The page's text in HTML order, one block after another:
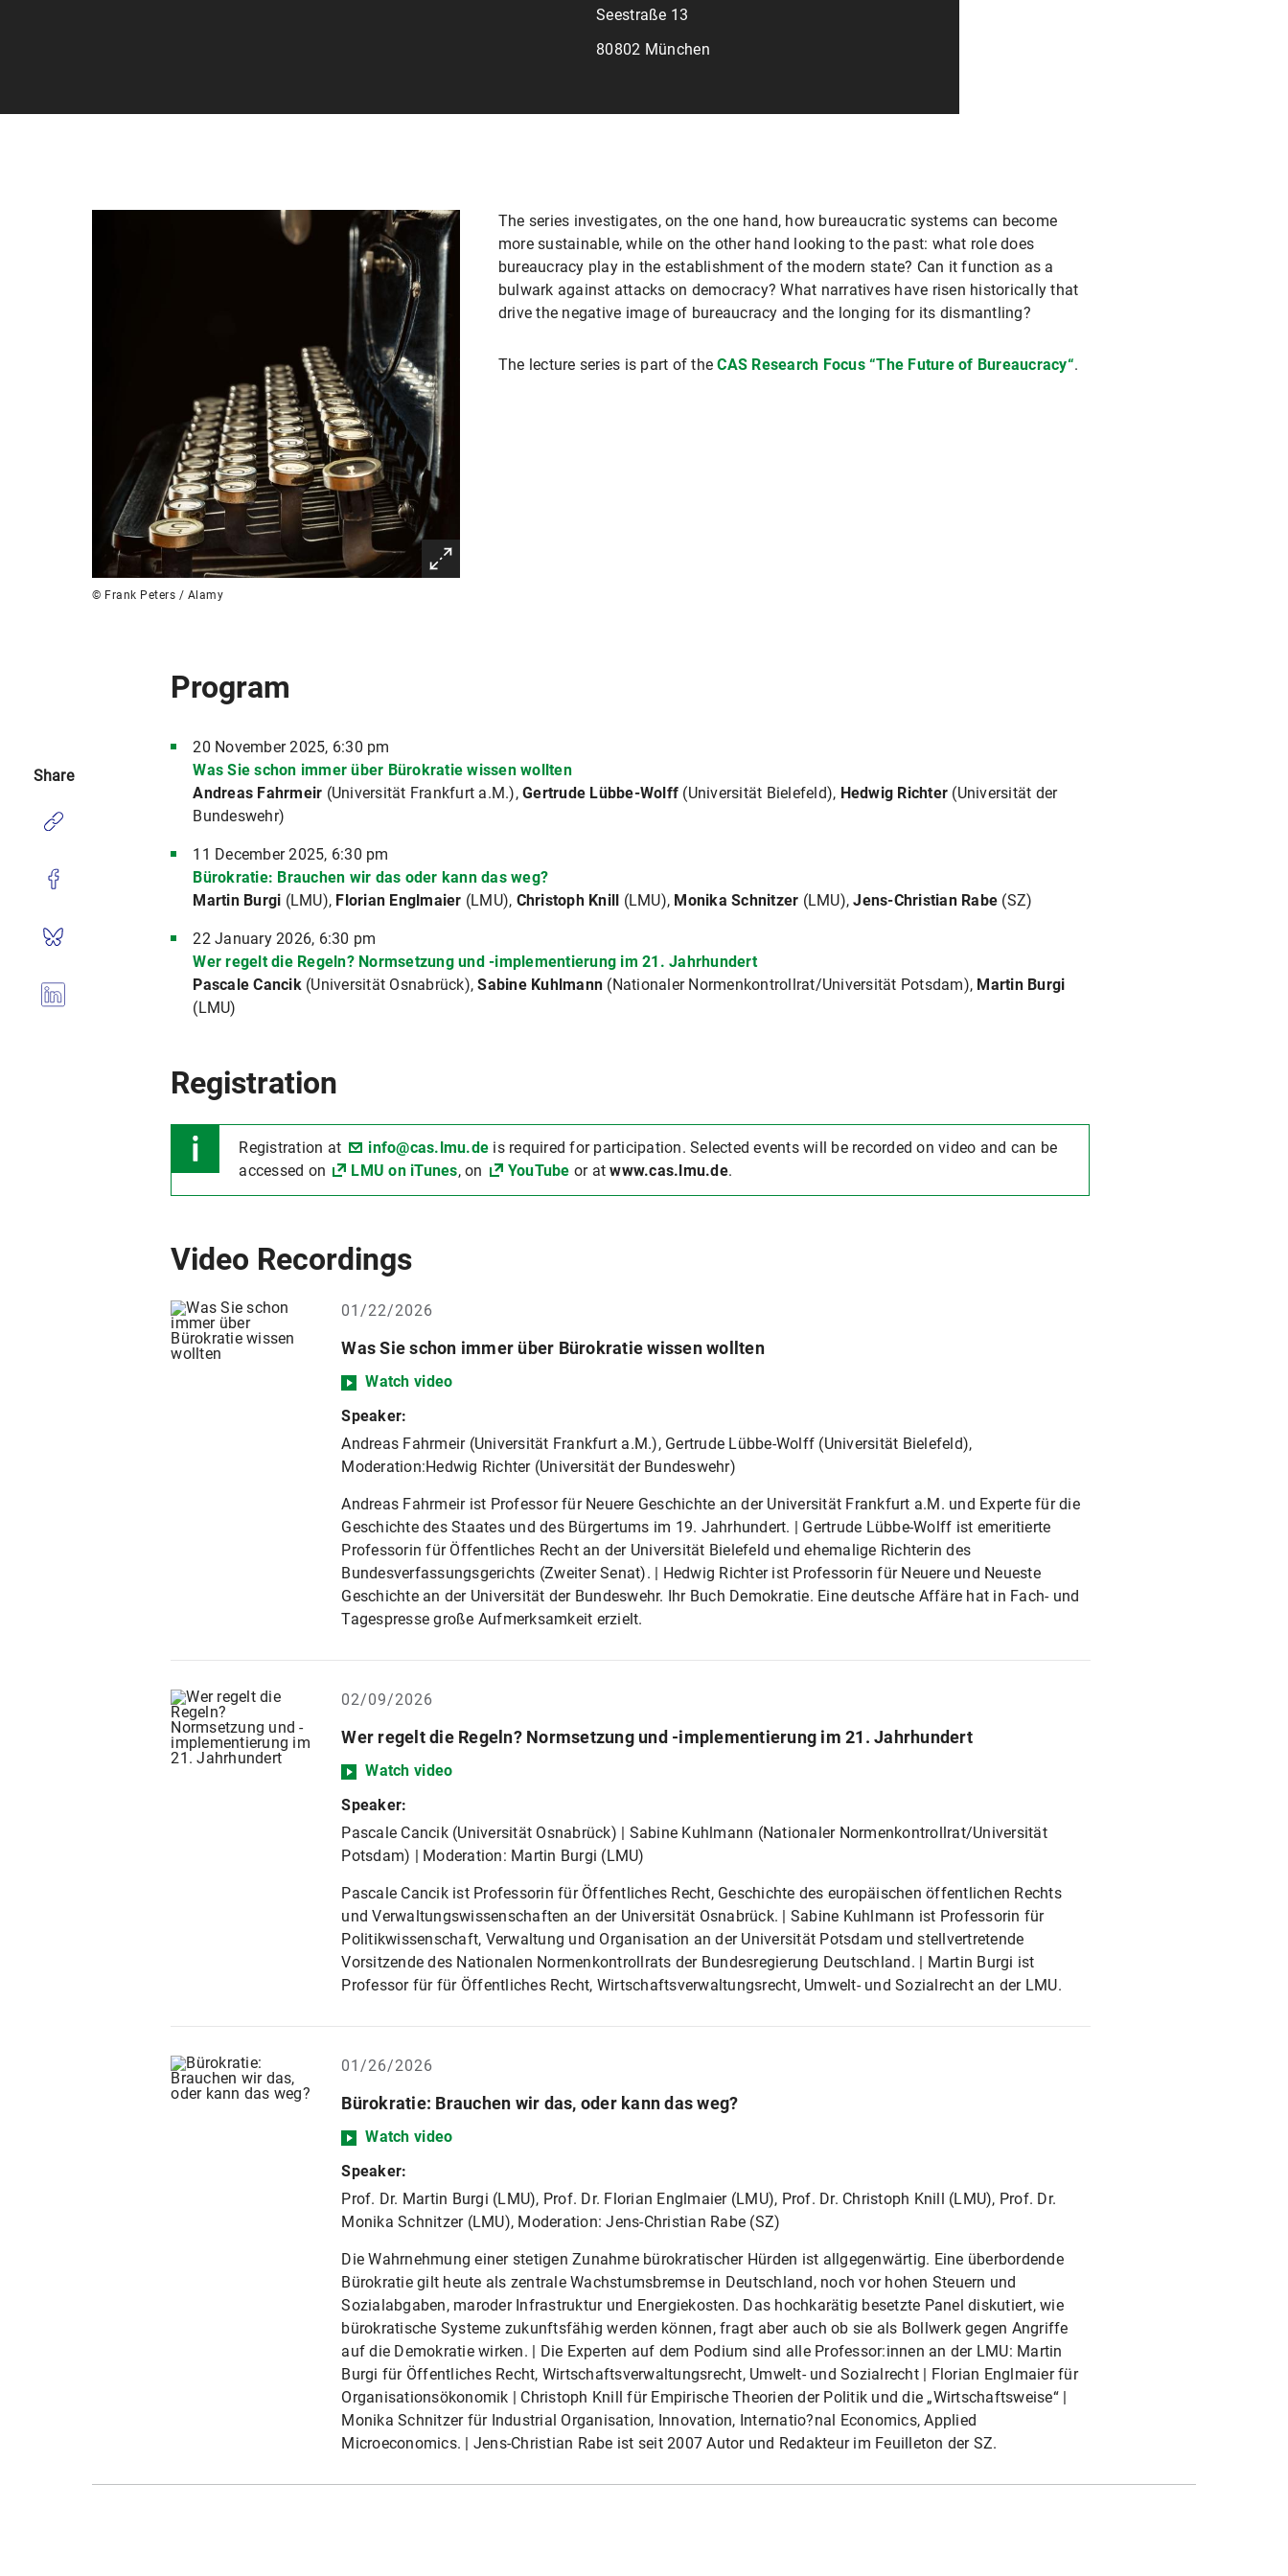
Seestraße 13
80802 München
© Frank Peters / Alamy
The series investigates, on the one hand, how bureaucratic systems can become
more sustainable, while on the other hand looking to the past: what role does
bureaucracy play in the establishment of the modern state? Can it function as a
bulwark against attacks on democracy? What narratives have risen historically that
drive the negative image of bureaucracy and the longing for its dismantling?
The lecture series is part of theCAS Research Focus “The Future of Bureaucracy“.
Program
20 November 2025, 6:30 pm
Was Sie schon immer über Bürokratie wissen wollten
Andreas Fahrmeir (Universität Frankfurt a.M.),Gertrude Lübbe-Wolff (Universität Bielefeld), Hedwig Richter (Universität der
Bundeswehr)
11 December 2025, 6:30 pm
Bürokratie: Brauchen wir das oder kann das weg?
Martin Burgi (LMU), Florian Englmaier (LMU), Christoph Knill (LMU), Monika Schnitzer (LMU),Jens-Christian Rabe (SZ)
22 January 2026, 6:30 pm
Wer regelt die Regeln? Normsetzung und -implementierung im 21. Jahrhundert
Pascale Cancik(Universität Osnabrück),Sabine Kuhlmann (Nationaler Normenkontrollrat/Universität Potsdam), Martin Burgi
(LMU)
Registration
Registration at info@cas.lmu.de is required for participation. Selected events will be recorded on video and can be
accessed on
LMU on iTunes, on YouTube or atwww.cas.lmu.de.
Video Recordings
01/22/2026
Was Sie schon immer über Bürokratie wissen wollten
Watch video
Speaker:
Andreas Fahrmeir (Universität Frankfurt a.M.), Gertrude Lübbe-Wolff (Universität Bielefeld),
Moderation:Hedwig Richter (Universität der Bundeswehr)
Andreas Fahrmeir ist Professor für Neuere Geschichte an der Universität Frankfurt a.M. und Experte für die
Geschichte des Staates und des Bürgertums im 19. Jahrhundert. | Gertrude Lübbe-Wolff ist emeritierte
Professorin für Öffentliches Recht an der Universität Bielefeld und ehemalige Richterin des
Bundesverfassungsgerichts (Zweiter Senat). | Hedwig Richter ist Professorin für Neuere und Neueste
Geschichte an der Universität der Bundeswehr. Ihr Buch Demokratie. Eine deutsche Affäre hat in Fach- und
Tagespresse große Aufmerksamkeit erzielt.
02/09/2026
Wer regelt die Regeln? Normsetzung und -implementierung im 21. Jahrhundert
Watch video
Speaker:
Pascale Cancik (Universität Osnabrück) | Sabine Kuhlmann (Nationaler Normenkontrollrat/Universität
Potsdam) | Moderation: Martin Burgi (LMU)
Pascale Cancik ist Professorin für Öffentliches Recht, Geschichte des europäischen öffentlichen Rechts
und Verwaltungswissenschaften an der Universität Osnabrück. | Sabine Kuhlmann ist Professorin für
Politikwissenschaft, Verwaltung und Organisation an der Universität Potsdam und stellvertretende
Vorsitzende des Nationalen Normenkontrollrats der Bundesregierung Deutschland. | Martin Burgi ist
Professor für für Öffentliches Recht, Wirtschaftsverwaltungsrecht, Umwelt- und Sozialrecht an der LMU.
01/26/2026
Bürokratie: Brauchen wir das, oder kann das weg?
Watch video
Speaker:
Prof. Dr. Martin Burgi (LMU), Prof. Dr. Florian Englmaier (LMU), Prof. Dr. Christoph Knill (LMU), Prof. Dr.
Monika Schnitzer (LMU), Moderation: Jens-Christian Rabe (SZ)
Die Wahrnehmung einer stetigen Zunahme bürokratischer Hürden ist allgegenwärtig. Eine überbordende
Bürokratie gilt heute als zentrale Wachstumsbremse in Deutschland, noch vor hohen Steuern und
Sozialabgaben, maroder Infrastruktur und Energiekosten. Das hochkarätig besetzte Panel diskutiert, wie
bürokratische Systeme zukunftsfähig werden können, fragt aber auch ob sie als Bollwerk gegen Angriffe
auf die Demokratie wirken. | Die Experten auf dem Podium sind alle Professor:innen an der LMU: Martin
Burgi für Öffentliches Recht, Wirtschaftsverwaltungsrecht, Umwelt- und Sozialrecht | Florian Englmaier für
Organisationsökonomik | Christoph Knill für Empirische Theorien der Politik und die „Wirtschaftsweise“ |
Monika Schnitzer für Industrial Organisation, Innovation, Internatio?nal Economics, Applied
Microeconomics. | Jens-Christian Rabe ist seit 2007 Autor und Redakteur im Feuilleton der SZ.
Share